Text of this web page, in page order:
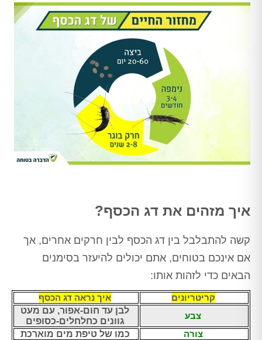
איך מזהים את דג הכסף?
קשה להתבלבל בין דג הכסף לבין חרקים אחרים, אך
אם אינכם בטוחים, אתם יכולים להיעזר בסימנים
הבאים כדי לזהות אותו:
קריטריונים
איך נראה דג הכסף
צבע
לבן עד חום-אפור, עם מעט
גוונים כחלחלים-כסופים
צורה
כמו של טיפת מים מוארכת